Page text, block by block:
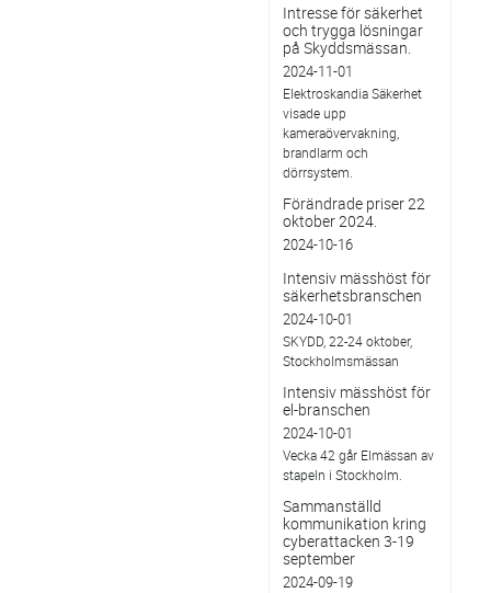
Intresse för säkerhet
och trygga lösningar
på Skyddsmässan.
2024-11-01
Elektroskandia Säkerhet
visade upp
kameraövervakning,
brandlarm och
dörrsystem.
Förändrade priser 22
oktober 2024.
2024-10-16
Intensiv mässhöst för
säkerhetsbranschen
2024-10-01
SKYDD, 22-24 oktober,
Stockholmsmässan
Intensiv mässhöst för
el-branschen
2024-10-01
Vecka 42 går Elmässan av
stapeln i Stockholm.
Sammanställd
kommunikation kring
cyberattacken 3-19
september
2024-09-19